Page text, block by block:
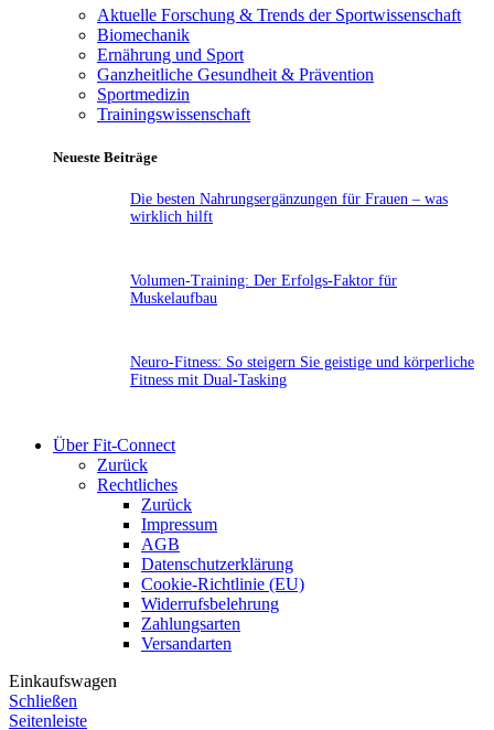
Aktuelle Forschung & Trends der Sportwissenschaft
Biomechanik
Ernährung und Sport
Ganzheitliche Gesundheit & Prävention
Sportmedizin
Trainingswissenschaft
Neueste Beiträge
Die besten Nahrungsergänzungen für Frauen – was
wirklich hilft
Volumen-Training: Der Erfolgs-Faktor für
Muskelaufbau
Neuro-Fitness: So steigern Sie geistige und körperliche
Fitness mit Dual-Tasking
Über Fit-Connect
Zurück
Rechtliches
Zurück
Impressum
AGB
Datenschutzerklärung
Cookie-Richtlinie (EU)
Widerrufsbelehrung
Zahlungsarten
Versandarten
Einkaufswagen
Schließen
Seitenleiste